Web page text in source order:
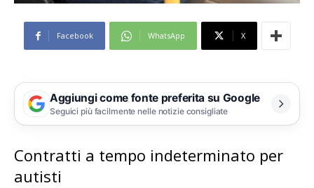
Facebook WhatsApp X
Aggiungi come fonte preferita su Google
Seguici più facilmente nelle notizie consigliate
Contratti a tempo indeterminato per
autisti